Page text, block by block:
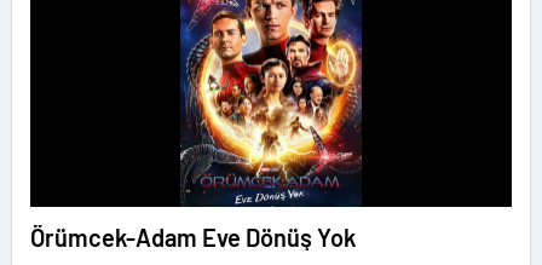
Örümcek-Adam Eve Dönüş Yok